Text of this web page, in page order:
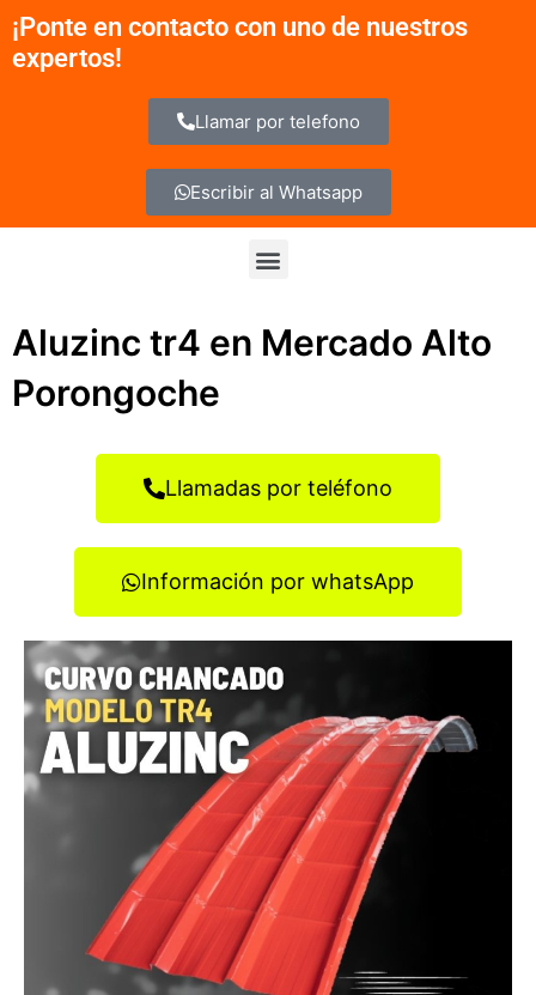
contenido
¡Ponte en contacto con uno de nuestros
expertos!
Llamar por telefono
Escribir al Whatsapp
Menu
Aluzinc tr4 en Mercado Alto
Porongoche
Llamadas por teléfono
Información por whatsApp